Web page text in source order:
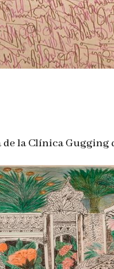
la Clínica